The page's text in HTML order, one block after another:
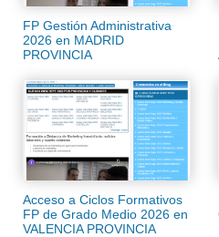
FP Gestión Administrativa
2026 en MADRID
PROVINCIA
Acceso a Ciclos Formativos
FP de Grado Medio 2026 en
VALENCIA PROVINCIA